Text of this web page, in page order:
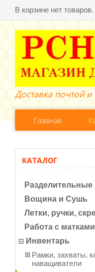
В корзине нет
Доставка почтой и
Главная
КАТАЛОГ
Разделительные
Вощина и Сушь
Летки, ручки,
Работа с матками
Инвентарь
Рамки, захваты,
наващиватели